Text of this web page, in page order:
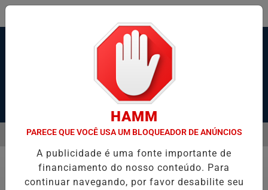
Pesquisar Notícia
SÃO VICENTE E GUARUJÁ MELHORAM DESEMPENHO
EM ALTA
MENU
Polícia
HAMM
PARECE QUE VOCÊ USA UM BLOQUEADOR DE ANÚNCIOS
A publicidade é uma fonte importante de
financiamento do nosso conteúdo. Para
continuar navegando, por favor desabilite seu